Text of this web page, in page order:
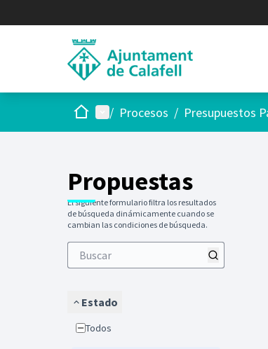
InicioMenú principal
/ Procesos / Presupuestos
Propuestas
El siguiente formulario filtra los resultados
de búsqueda dinámicamente cuando se
cambian las condiciones de búsqueda.
Estado
Todos